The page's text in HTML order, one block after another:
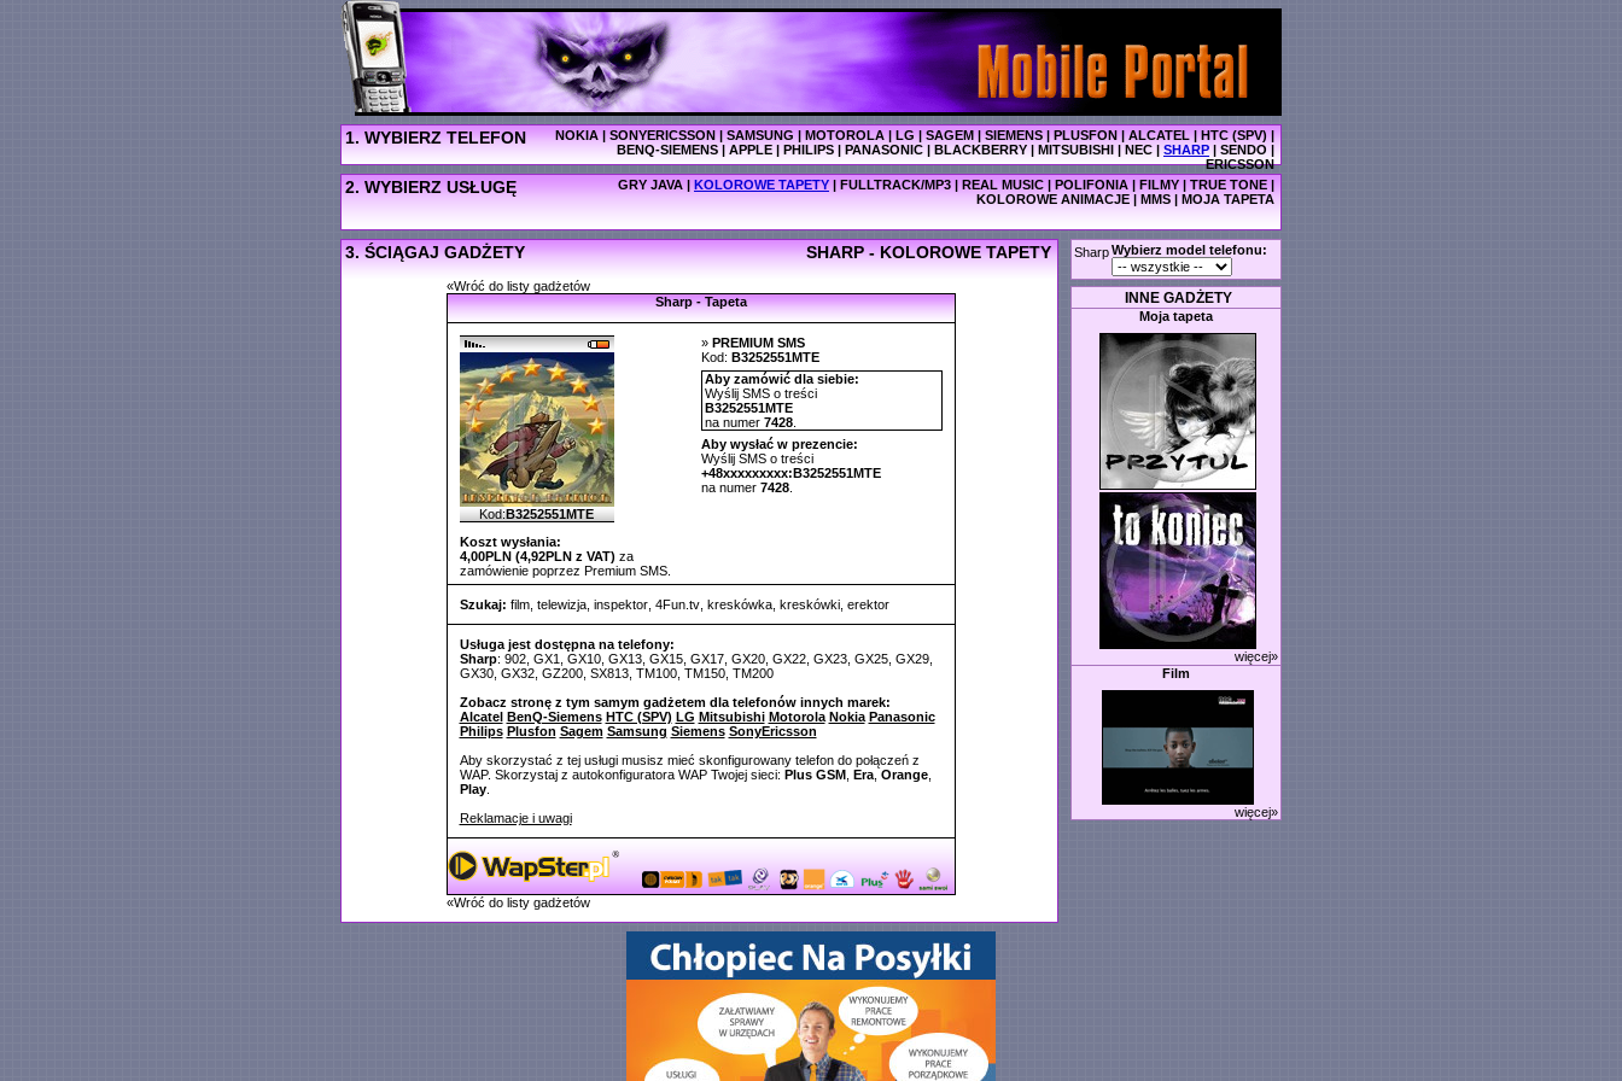
1. WYBIERZ TELEFON NOKIA|SONYERICSSON|SAMSUNG|MOTOROLA|LG|SAGEM|SIEMENS|PLUSFON|ALCATEL|HTC (SPV)|
BENQ-SIEMENS|APPLE|PHILIPS|PANASONIC|BLACKBERRY|MITSUBISHI|NEC|SHARP|SENDO|
ERICSSON
2. WYBIERZ USŁUGĘ GRY JAVA | KOLOROWE TAPETY | FULLTRACK/MP3 | REAL MUSIC | POLIFONIA | FILMY | TRUE TONE |
KOLOROWE ANIMACJE | MMS | MOJA TAPETA
3. ŚCIĄGAJ GADŻETY SHARP - KOLOROWE TAPETY
«Wróć do listy gadżetów
Sharp - Tapeta
Kod:B3252551MTE
Koszt wysłania:
4,00PLN (4,92PLN z VAT) za
zamówienie poprzez Premium SMS.
» PREMIUM SMS
Kod: B3252551MTE
Aby zamówić dla siebie:
Wyślij SMS o treści
B3252551MTE
na numer 7428.
Aby wysłać w prezencie:
Wyślij SMS o treści
+48xxxxxxxxx:B3252551MTE
na numer 7428.
Szukaj: film, telewizja, inspektor, 4Fun.tv, kreskówka, kreskówki, erektor
Usługa jest dostępna na telefony:
Sharp: 902, GX1, GX10, GX13, GX15, GX17, GX20, GX22, GX23, GX25, GX29,
GX30, GX32, GZ200, SX813, TM100, TM150, TM200
Zobacz stronę z tym samym gadżetem dla telefonów innych marek:
Alcatel BenQ-Siemens HTC (SPV) LG Mitsubishi Motorola Nokia Panasonic
Philips Plusfon Sagem Samsung Siemens SonyEricsson
Aby skorzystać z tej usługi musisz mieć skonfigurowany telefon do połączeń z
WAP. Skorzystaj z autokonfiguratora WAP Twojej sieci: Plus GSM, Era, Orange,
Play.
Reklamacje i uwagi
«Wróć do listy gadżetów
Wybierz model telefonu:
Sharp
INNE GADŻETY
Moja tapeta
więcej»
Film
więcej»